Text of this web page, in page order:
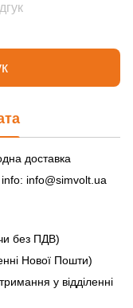
доставка
info@simvolt.ua
без ПДВ)
Нової Пошти)
у відділенні